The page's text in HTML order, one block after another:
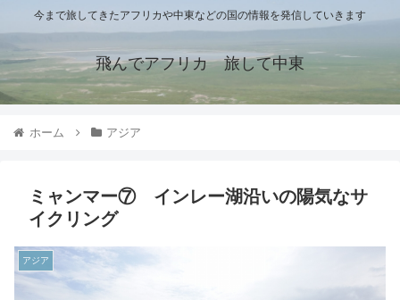
今まで旅してきたアフリカや中東などの国の情報を発信していきます
飛んでアフリカ 旅して中東
ホーム アジア
ミャンマー⑦ インレー湖沿いの陽気なサ
イクリング
アジア